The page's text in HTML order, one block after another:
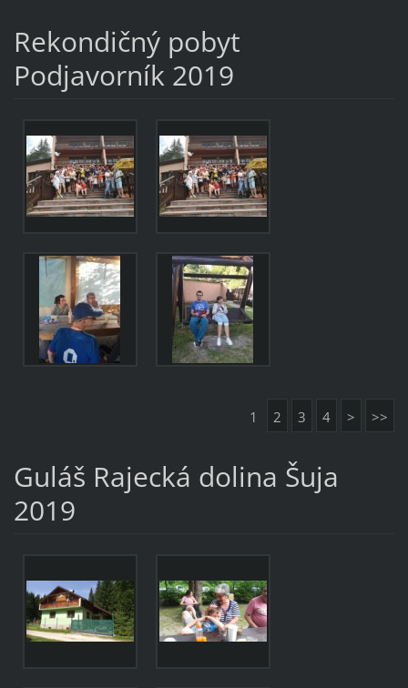
Rekondičný pobyt
Podjavorník 2019
1 2 3 4 > >>
Guláš Rajecká dolina Šuja
2019